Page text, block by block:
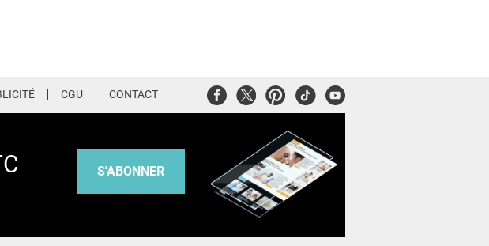
CGU CONTACT FacebookTwitterPinterest
TiktokYoutube
S'ABONNER